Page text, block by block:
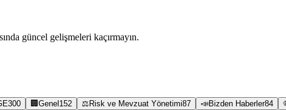
güncel gelişmeleri kaçırmayın.
300 🏢 Genel 152 ⚖️ Risk ve Mevzuat Yönetimi87 📣Bizden Haberler84